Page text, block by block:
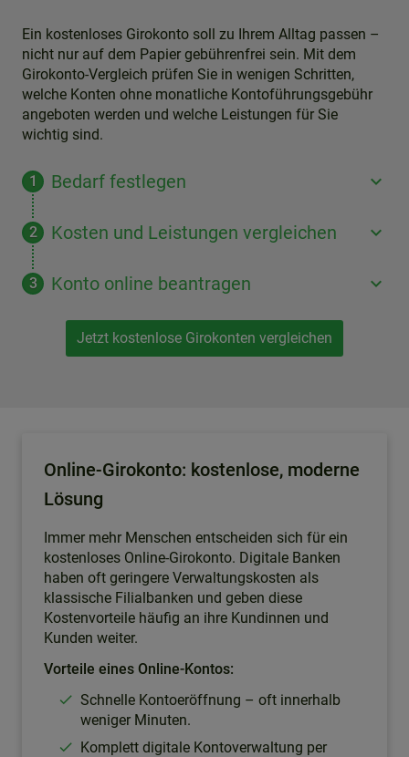
Ein kostenloses Girokonto soll zu Ihrem Alltag passen –
nicht nur auf dem Papier gebührenfrei sein. Mit dem
Girokonto-Vergleich prüfen Sie in wenigen Schritten,
welche Konten ohne monatliche Kontoführungsgebühr
angeboten werden und welche Leistungen für Sie
wichtig sind.
Bedarf festlegen
Kosten und Leistungen vergleichen
Konto online beantragen
Jetzt kostenlose Girokonten vergleichen
Online-Girokonto: kostenlose, moderne
Lösung
Immer mehr Menschen entscheiden sich für ein
kostenloses Online-Girokonto. Digitale Banken
haben oft geringere Verwaltungskosten als
klassische Filialbanken und geben diese
Kostenvorteile häufig an ihre Kundinnen und
Kunden weiter.
Vorteile eines Online-Kontos:
Schnelle Kontoeröffnung – oft innerhalb
weniger Minuten.
Komplett digitale Kontoverwaltung per